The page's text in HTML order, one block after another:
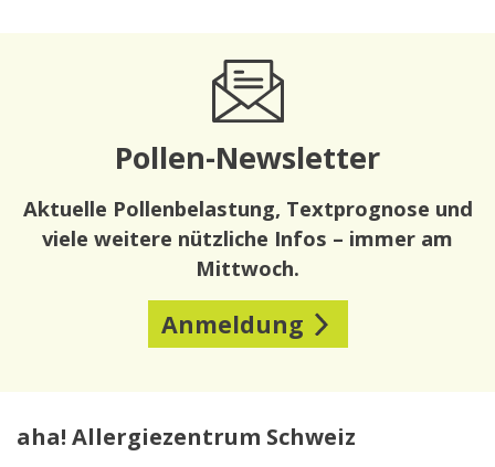
Pollen-Newsletter
Aktuelle Pollenbelastung, Textprognose und
viele weitere nützliche Infos – immer am
Mittwoch.
Anmeldung
aha! Allergiezentrum Schweiz